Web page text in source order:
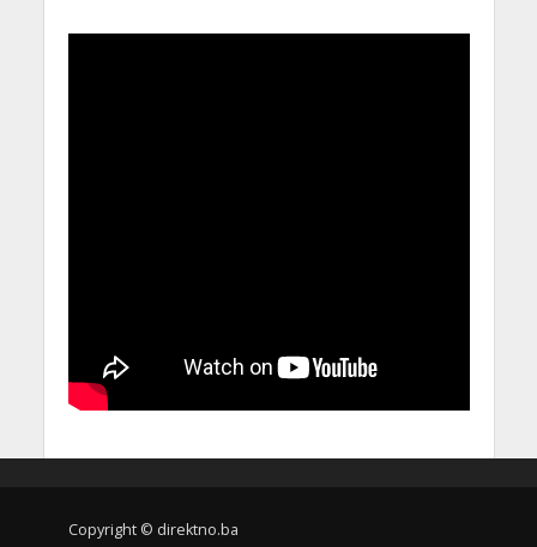
Copyright © direktno.ba